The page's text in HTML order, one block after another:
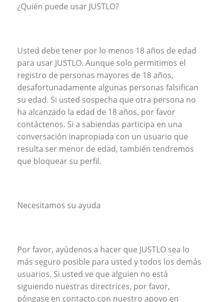
¿Quién puede usar JUSTLO?
Usted debe tener por lo menos 18 años de edad
para usar JUSTLO. Aunque solo permitimos el
registro de personas mayores de 18 años,
desafortunadamente algunas personas falsifican
su edad. Si usted sospecha que otra persona no
ha alcanzado la edad de 18 años, por favor
contáctenos. Si a sabiendas participa en una
conversación inapropiada con un usuario que
resulta ser menor de edad, también tendremos
que bloquear su perfil.
Necesitamos su ayuda
Por favor, ayúdenos a hacer que JUSTLO sea lo
más seguro posible para usted y todos los demás
usuarios. Si usted ve que alguien no está
siguiendo nuestras directrices, por favor,
póngase en contacto con nuestro apoyo en